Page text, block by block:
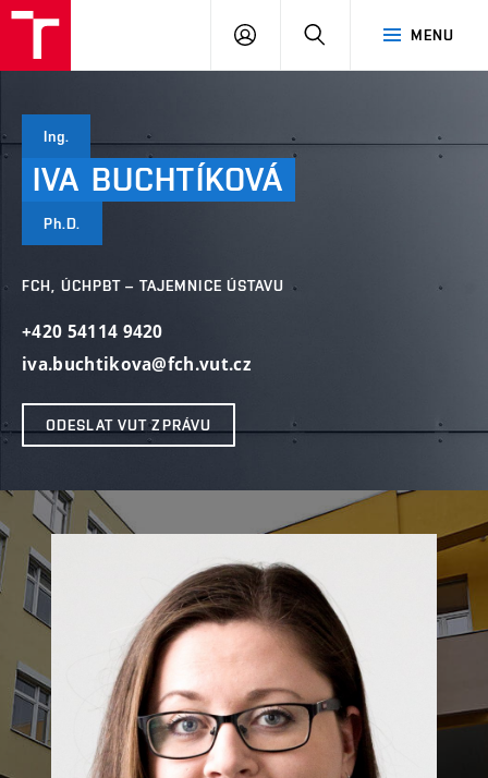
MENU
PŘIHLÁSIT
Ing.
IVA BUCHTÍKOVÁ
Ph.D.
FCH, ÚCHPBT – TAJEMNICE ÚSTAVU
+420 54114 9420
iva.buchtikova@fch.vut.cz
ODESLAT VUT ZPRÁVU